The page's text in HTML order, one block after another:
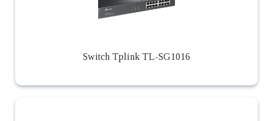
Switch Tplink TL-SG1016